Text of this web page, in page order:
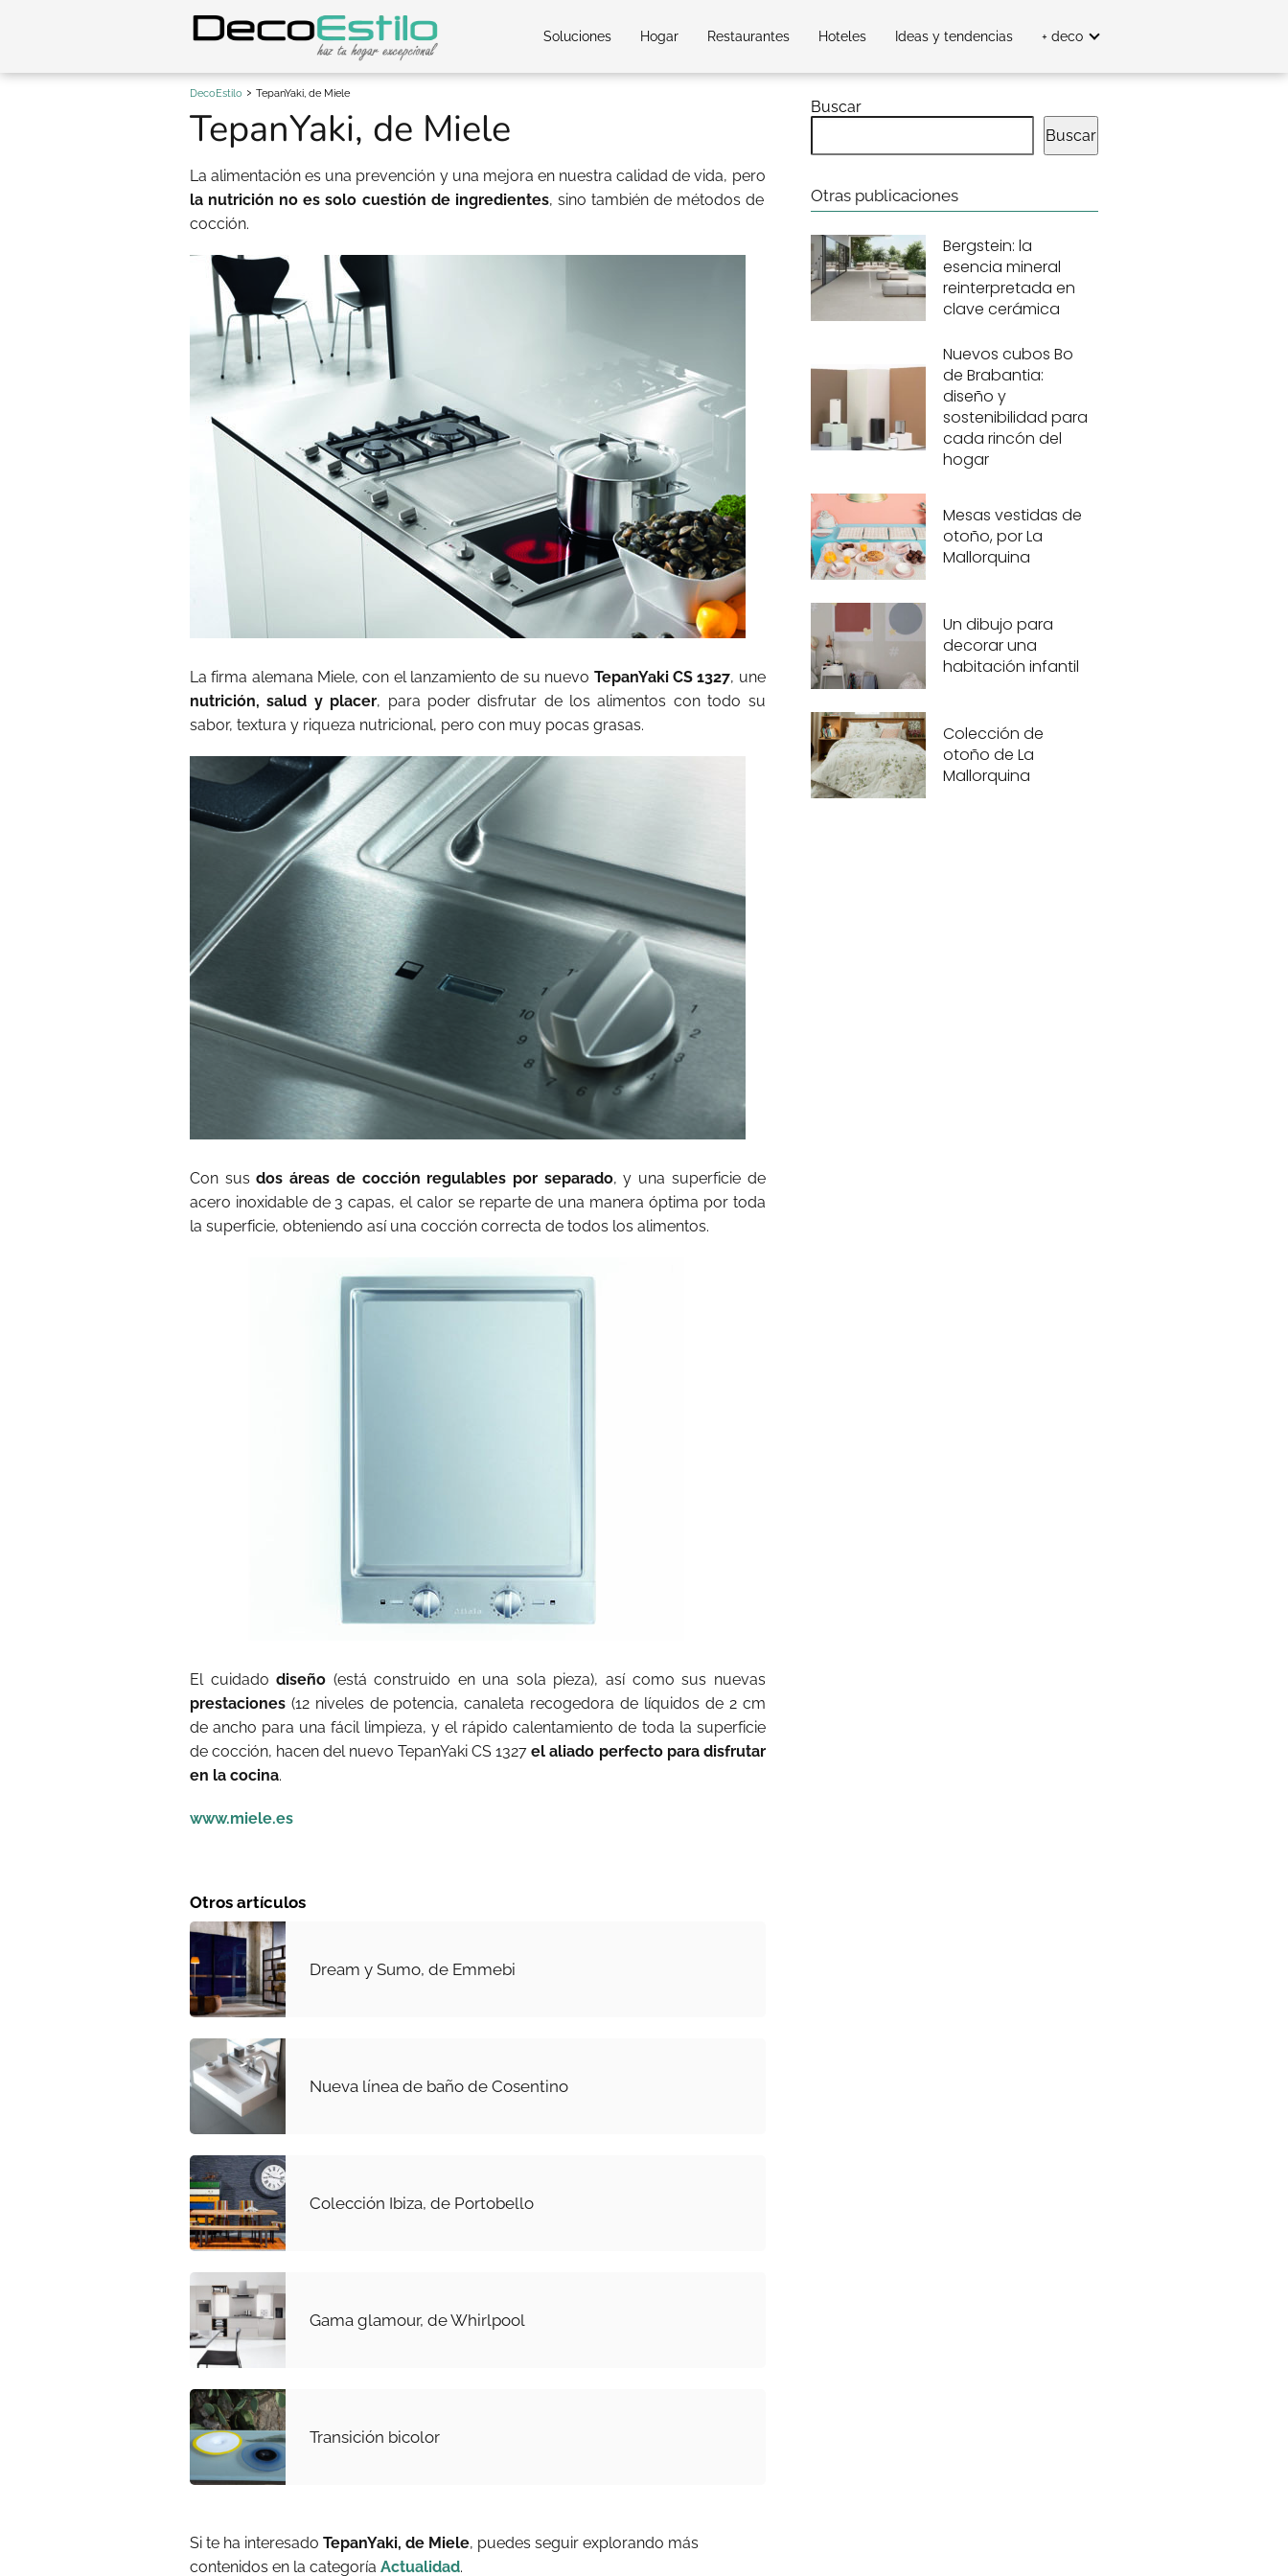
Soluciones Hogar Restaurantes Hoteles Ideas y tendencias + deco
DecoEstilo TepanYaki, de Miele
TepanYaki, de Miele
La alimentación es una prevención y una mejora en nuestra calidad de vida, pero
la nutrición no es solo cuestión de ingredientes, sino también de métodos de
cocción.
La firma alemana Miele, con el lanzamiento de su nuevo TepanYaki CS 1327, une
nutrición, salud y placer, para poder disfrutar de los alimentos con todo su
sabor, textura y riqueza nutricional, pero con muy pocas grasas.
Con susdos áreas de cocción regulables por separado, y una superficie de
acero inoxidable de 3 capas, el calor se reparte de una manera óptima por toda
la superficie, obteniendo así una cocción correcta de todos los alimentos.
El cuidadodiseño (está construido en una sola pieza), así como sus nuevas
prestaciones (12 niveles de potencia, canaleta recogedora de líquidos de 2 cm
de ancho para una fácil limpieza, y el rápido calentamiento de toda la superficie
de cocción, hacen del nuevo TepanYaki CS 1327el aliado perfecto para disfrutar
en la cocina.
www.miele.es
Otros artículos
Dream y Sumo, de Emmebi
Nueva línea de baño de Cosentino
Colección Ibiza, de Portobello
Gama glamour, de Whirlpool
Transición bicolor
Si te ha interesado TepanYaki, de Miele, puedes seguir explorando más
contenidos en la categoría Actualidad.
Buscar
Buscar
Otras publicaciones
Bergstein: la
esencia mineral
reinterpretada en
clave cerámica
Nuevos cubos Bo
de Brabantia:
diseño y
sostenibilidad para
cada rincón del
hogar
Mesas vestidas de
otoño, por La
Mallorquina
Un dibujo para
decorar una
habitación infantil
Colección de
otoño de La
Mallorquina